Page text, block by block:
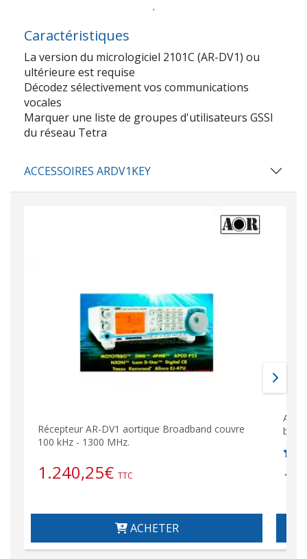
.
Caractéristiques
La version du micrologiciel 2101C (AR-DV1) ou
ultérieure est requise
Décodez sélectivement vos communications
vocales
Marquer une liste de groupes d'utilisateurs GSSI
du réseau Tetra
ACCESSOIRES ARDV1KEY
Récepteur AR-DV1 aortique Broadband couvre
100 kHz - 1300 MHz.
1.240,25€ TTC
ACHETER